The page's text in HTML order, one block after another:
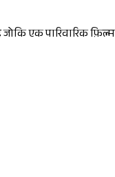
एक पारिवारिक